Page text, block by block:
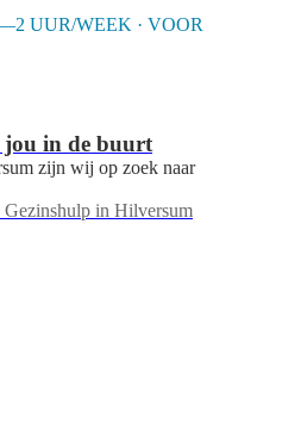
UUR/WEEK · VOOR
jou in de buurt
zijn wij op zoek naar
Gezinshulp in Hilversum